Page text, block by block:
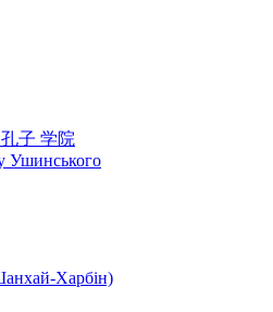
孔子 学院
Ушинського
Харбін)